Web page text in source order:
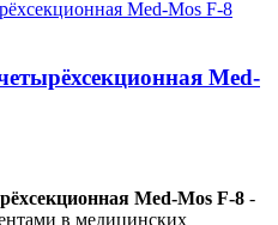
Med-
Med-Mos F-8 -
в медицинских